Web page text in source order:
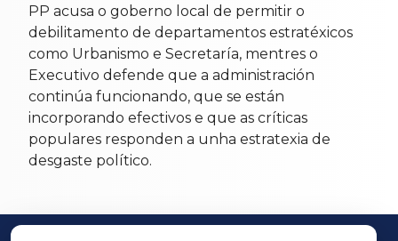
PP acusa o goberno local de permitir o
debilitamento de departamentos estratéxicos
como Urbanismo e Secretaría, mentres o
Executivo defende que a administración
continúa funcionando, que se están
incorporando efectivos e que as críticas
populares responden a unha estratexia de
desgaste político.